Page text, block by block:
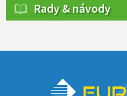
Rady & návody